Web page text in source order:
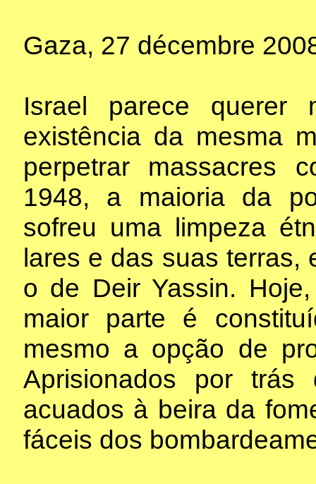
Gaza, 27 décembre
Israel parece
existência da mesma
perpetrar massacres
1948, a maioria da
sofreu uma limpeza
lares e das suas terras,
o de Deir Yassin.
maior parte é
mesmo a opção de
Aprisionados por
acuados à beira da
fáceis dos